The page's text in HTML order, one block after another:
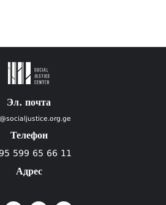
Эл. почта
Телефон
599 65 66 11
Адрес